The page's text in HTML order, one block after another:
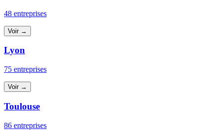
48 entreprises
Voir →
Lyon
75 entreprises
Voir →
Toulouse
86 entreprises